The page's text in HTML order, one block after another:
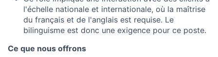
l'échelle nationale et internationale, où la maîtrise
du français et de l'anglais est requise. Le
bilinguisme est donc une exigence pour ce poste.
Ce que nous offrons